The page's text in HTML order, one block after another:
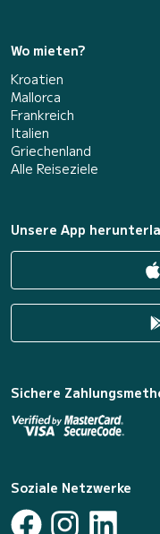
Wo mieten?
Kroatien
Mallorca
Frankreich
Italien
Griechenland
Alle Reiseziele
Unsere App
Sichere
Soziale Netzwerke